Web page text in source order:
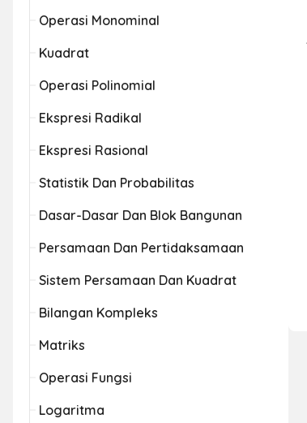
Operasi Monominal
Kuadrat
Operasi Polinomial
Ekspresi Radikal
Ekspresi Rasional
Statistik Dan Probabilitas
Dasar-Dasar Dan Blok Bangunan
Persamaan Dan Pertidaksamaan
Sistem Persamaan Dan Kuadrat
Bilangan Kompleks
Matriks
Operasi Fungsi
Logaritma